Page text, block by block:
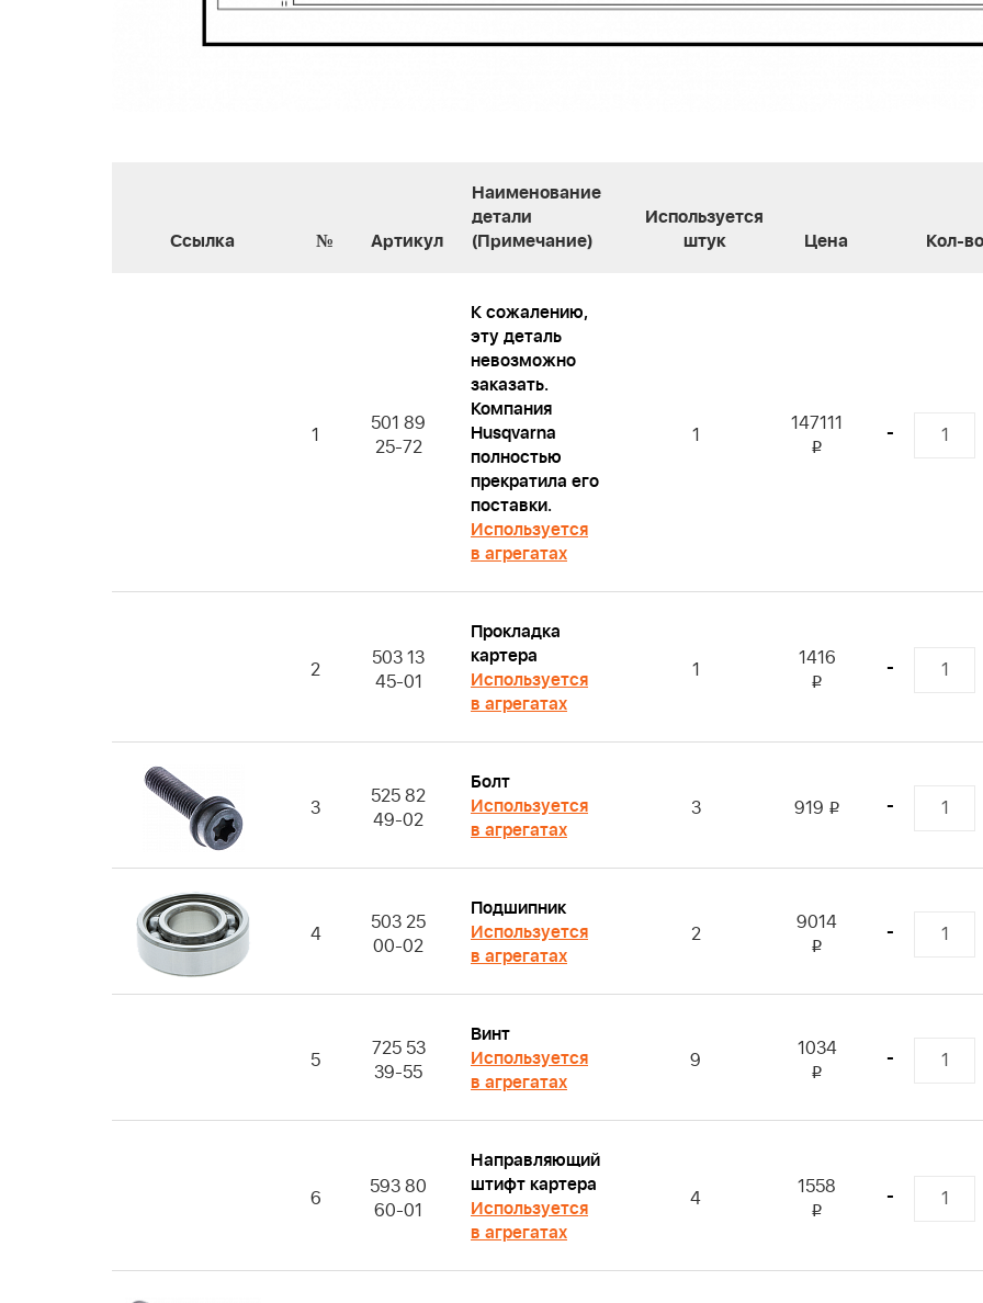
Ссылка № Артикул
Наименование
детали
(Примечание)
Используется
штук
Цена Кол-во
1
501 89
25-72
К сожалению,
эту деталь
невозможно
заказать.
Компания
Husqvarna
полностью
прекратила его
поставки.
Используется
в агрегатах
1 147111
i
-
2
503 13
45-01
Прокладка
картера
Используется
в агрегатах
1 1416
i
-
3
525 82
49-02
Болт
Используется
в агрегатах
3 919 i -
4
503 25
00-02
Подшипник
Используется
в агрегатах
2 9014
i
-
5
725 53
39-55
Винт
Используется
в агрегатах
9 1034
i
-
6
593 80
60-01
Направляющий
штифт картера
Используется
в агрегатах
4 1558
i
-